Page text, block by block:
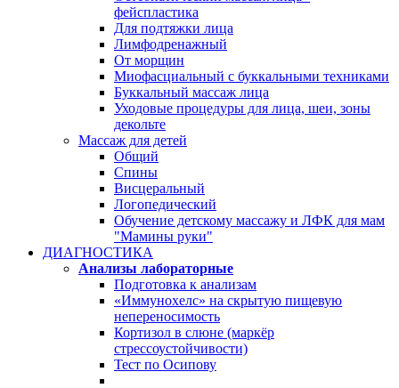
фейспластика
Для подтяжки лица
Лимфодренажный
От морщин
Миофасциальный с буккальными техниками
Буккальный массаж лица
Уходовые процедуры для лица, шеи, зоны
декольте
Массаж для детей
Общий
Спины
Висцеральный
Логопедический
Обучение детскому массажу и ЛФК для мам
"Мамины руки"
ДИАГНОСТИКА
Анализы лабораторные
Подготовка к анализам
«Иммунохелс» на скрытую пищевую
непереносимость
Кортизол в слюне (маркёр
стрессоустойчивости)
Тест по Осипову